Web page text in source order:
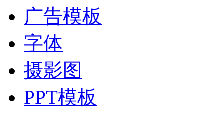
广告模板
字体
摄影图
PPT模板